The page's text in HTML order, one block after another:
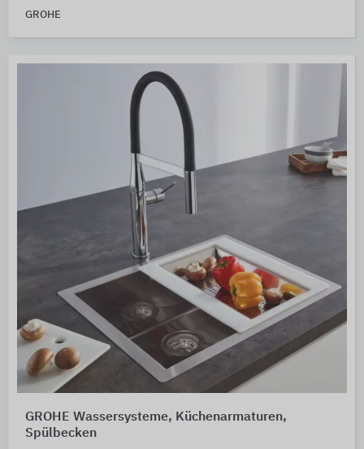
GROHE
GROHE Wassersysteme, Küchenarmaturen,
Spülbecken